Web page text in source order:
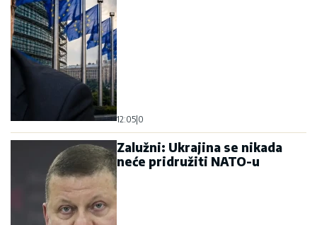
12:05|0
Zalužni: Ukrajina se nikada
neće pridružiti NATO-u